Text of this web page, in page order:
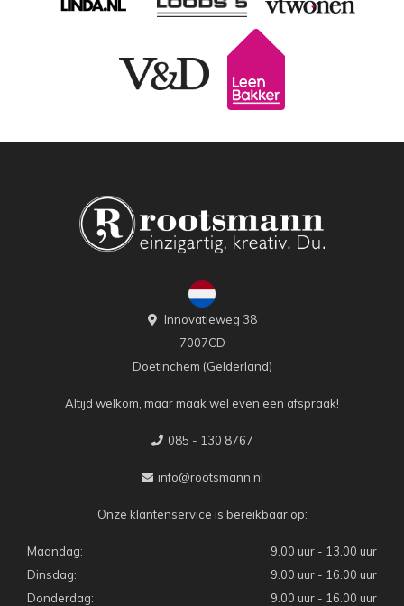
Innovatieweg 38
7007CD
Doetinchem (Gelderland)
Altijd welkom, maar maak wel even een afspraak!
085 - 130 8767
info@rootsmann.nl
Onze klantenservice is bereikbaar op:
Maandag:
9.00 uur - 13.00 uur
Dinsdag:
9.00 uur - 16.00 uur
Donderdag:
9.00 uur - 16.00 uur